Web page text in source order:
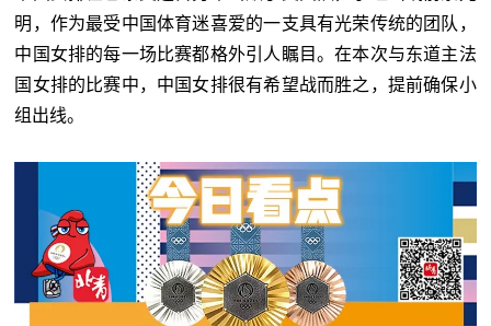
明，作为最受中国体育迷喜爱的一支具有光荣传统的团队，
中国女排的每一场比赛都格外引人瞩目。在本次与东道主法
国女排的比赛中，中国女排很有希望战而胜之，提前确保小
组出线。